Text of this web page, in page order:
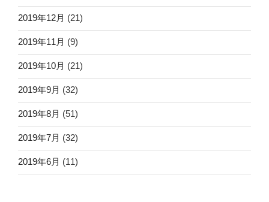
2019年12月 (21)
2019年11月 (9)
2019年10月 (21)
2019年9月 (32)
2019年8月 (51)
2019年7月 (32)
2019年6月 (11)